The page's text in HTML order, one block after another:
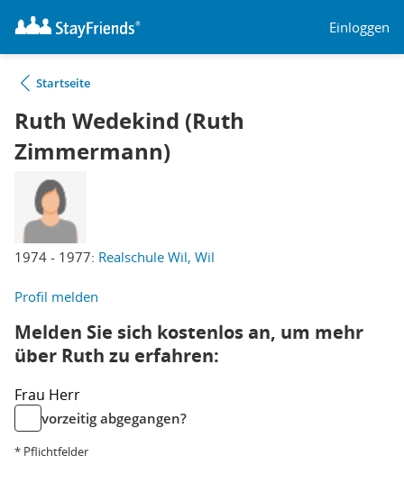
Einloggen
Startseite
Ruth Wedekind (Ruth
Zimmermann)
1974 - 1977: Realschule Wil, Wil
Profil melden
Melden Sie sich kostenlos an, um mehr
über Ruth zu erfahren:
Frau Herr
vorzeitig abgegangen?
* Pflichtfelder